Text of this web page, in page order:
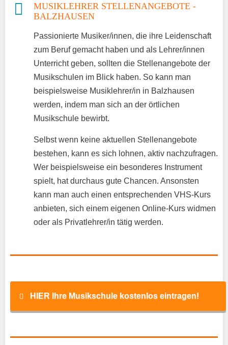
MUSIKLEHRER STELLENANGEBOTE -
BALZHAUSEN
Passionierte Musiker/innen, die ihre Leidenschaft
zum Beruf gemacht haben und als Lehrer/innen
Unterricht geben, sollten die Stellenangebote der
Musikschulen im Blick haben. So kann man
beispielsweise Musiklehrer/in in Balzhausen
werden, indem man sich an der örtlichen
Musikschule bewirbt.
Selbst wenn keine aktuellen Stellenangebote
bestehen, kann es sich lohnen, aktiv nachzufragen.
Wer beispielsweise ein besonderes Instrument
spielt, hat durchaus gute Chancen. Ansonsten
kann man auch einen entsprechenden VHS-Kurs
anbieten, sich einem eigenen Online-Kurs widmen
oder als Privatlehrer/in tätig werden.
HIER Ihre Musikschule kostenlos eintragen!